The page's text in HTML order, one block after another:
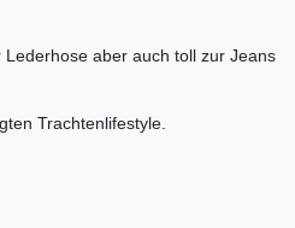
aber auch toll zur Jeans
Trachtenlifestyle.